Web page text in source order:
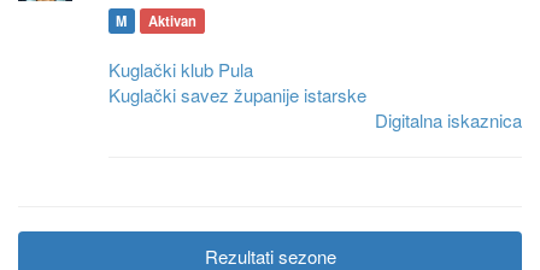
M Aktivan
Kuglački klub Pula
Kuglački savez županije istarske
Digitalna iskaznica
Rezultati sezone